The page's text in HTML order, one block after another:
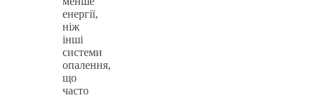
енергії,
ніж
інші
системи
опалення,
що
часто